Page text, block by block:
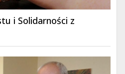
i Solidarności z